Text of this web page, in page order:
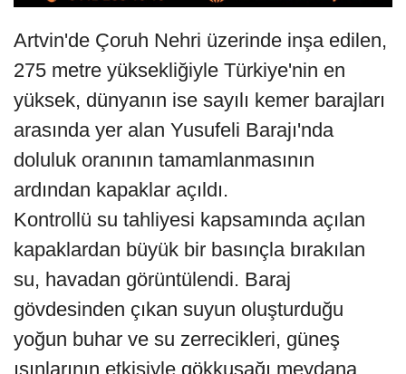
Artvin'de Çoruh Nehri üzerinde inşa edilen,
275 metre yüksekliğiyle Türkiye'nin en
yüksek, dünyanın ise sayılı kemer barajları
arasında yer alan Yusufeli Barajı'nda
doluluk oranının tamamlanmasının
ardından kapaklar açıldı.
Kontrollü su tahliyesi kapsamında açılan
kapaklardan büyük bir basınçla bırakılan
su, havadan görüntülendi. Baraj
gövdesinden çıkan suyun oluşturduğu
yoğun buhar ve su zerrecikleri, güneş
ışınlarının etkisiyle gökkuşağı meydana